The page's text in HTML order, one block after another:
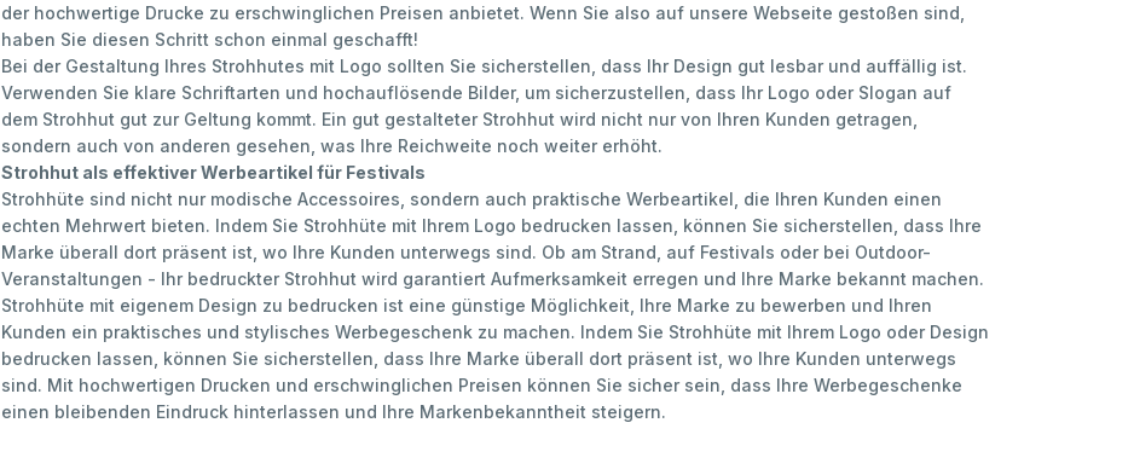
der hochwertige Drucke zu erschwinglichen Preisen anbietet. Wenn Sie also auf unsere Webseite gestoßen sind,
haben Sie diesen Schritt schon einmal geschafft!
Bei der Gestaltung Ihres Strohhutes mit Logo sollten Sie sicherstellen, dass Ihr Design gut lesbar und auffällig ist.
Verwenden Sie klare Schriftarten und hochauflösende Bilder, um sicherzustellen, dass Ihr Logo oder Slogan auf
dem Strohhut gut zur Geltung kommt. Ein gut gestalteter Strohhut wird nicht nur von Ihren Kunden getragen,
sondern auch von anderen gesehen, was Ihre Reichweite noch weiter erhöht.
Strohhut als effektiver Werbeartikel für Festivals
Strohhüte sind nicht nur modische Accessoires, sondern auch praktische Werbeartikel, die Ihren Kunden einen
echten Mehrwert bieten. Indem Sie Strohhüte mit Ihrem Logo bedrucken lassen, können Sie sicherstellen, dass Ihre
Marke überall dort präsent ist, wo Ihre Kunden unterwegs sind. Ob am Strand, auf Festivals oder bei Outdoor-
Veranstaltungen - Ihr bedruckter Strohhut wird garantiert Aufmerksamkeit erregen und Ihre Marke bekannt machen.
Strohhüte mit eigenem Design zu bedrucken ist eine günstige Möglichkeit, Ihre Marke zu bewerben und Ihren
Kunden ein praktisches und stylisches Werbegeschenk zu machen. Indem Sie Strohhüte mit Ihrem Logo oder Design
bedrucken lassen, können Sie sicherstellen, dass Ihre Marke überall dort präsent ist, wo Ihre Kunden unterwegs
sind. Mit hochwertigen Drucken und erschwinglichen Preisen können Sie sicher sein, dass Ihre Werbegeschenke
einen bleibenden Eindruck hinterlassen und Ihre Markenbekanntheit steigern.